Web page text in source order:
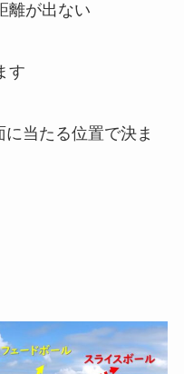
離が出ない
す
当たる位置で決ま